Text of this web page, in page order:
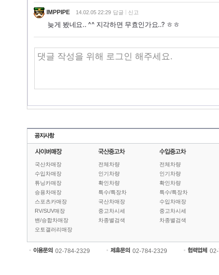
IMPPIPE 14.02.05 22:29 답글 신고
늦게 봤네요.. ^^ 지각하면 무효인가요..? ㅎㅎ
국산차매장
수입차매장
튜닝카매장
승용차매장
스포츠카매장
RV/SUV매장
밴/승합차매장
오토갤러리매장
전체차량
인기차량
확인차량
특수/특장차
국산차매장
중고차시세
차종별검색
전체차량
인기차량
확인차량
특수/특장차
수입차매장
중고차시세
차종별검색
02-784-2329 02-784-2329